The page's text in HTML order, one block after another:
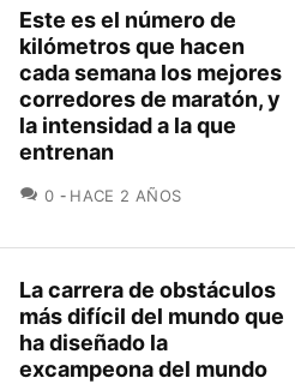
Este es el número de
kilómetros que hacen
cada semana los mejores
corredores de maratón, y
la intensidad a la que
entrenan
0 COMENTARIOS
HACE 2 AÑOS
La carrera de obstáculos
más difícil del mundo que
ha diseñado la
excampeona del mundo